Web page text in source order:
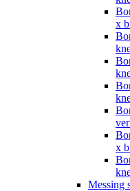
x
x
Messing